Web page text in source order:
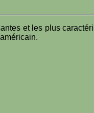
et les plus